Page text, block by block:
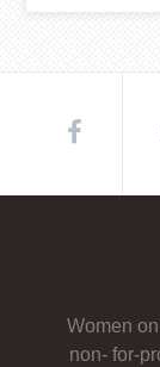
Women
non- for-